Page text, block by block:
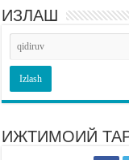
ИЗЛАШ
ИЖТИМОИЙ